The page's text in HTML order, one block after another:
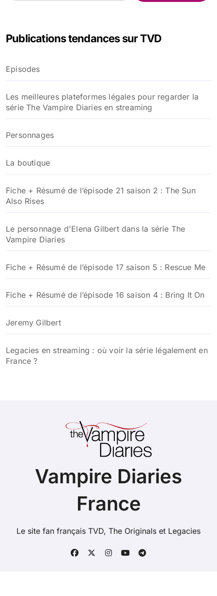
r
e
r
:
Publications tendances sur TVD
Episodes
Les meilleures plateformes légales pour regarder la
série The Vampire Diaries en streaming
Personnages
La boutique
Fiche + Résumé de l’épisode 21 saison 2 : The Sun
Also Rises
Le personnage d'Elena Gilbert dans la série The
Vampire Diaries
Fiche + Résumé de l’épisode 17 saison 5 : Rescue Me
Fiche + Résumé de l’épisode 16 saison 4 : Bring It On
Jeremy Gilbert
Legacies en streaming : où voir la série légalement en
France ?
Vampire Diaries
France
Le site fan français TVD, The Originals et Legacies